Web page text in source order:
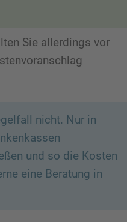
Sie allerdings vor
nicht. Nur in
und so die Kosten
eine Beratung in